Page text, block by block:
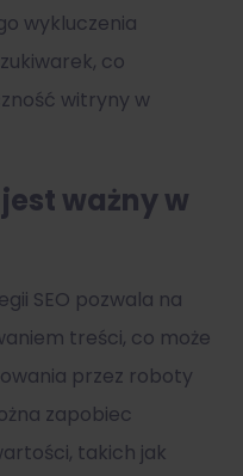
wykluczenia
co
witryny w
ważny w
SEO pozwala na
treści, co może
przez roboty
zapobiec
takich jak